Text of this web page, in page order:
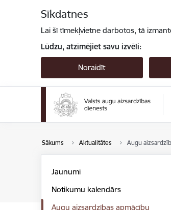
Sīkdatnes
Lai šī tīmekļvietne darbotos, tā
Lūdzu, atzīmējiet savu izvēli:
Noraidīt
Sākums Aktualitātes Augu
Jaunumi
Notikumu kalendārs
Augu aizsardzības apmācību